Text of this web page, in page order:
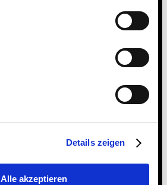
Details zeigen
Alle akzeptieren